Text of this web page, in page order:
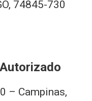
74845-730
– Campinas,